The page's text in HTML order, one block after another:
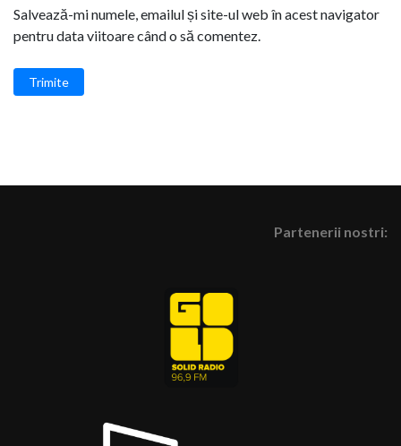
Salvează-mi numele, emailul și site-ul web în acest navigator
pentru data viitoare când o să comentez.
Trimite
Partenerii nostri: